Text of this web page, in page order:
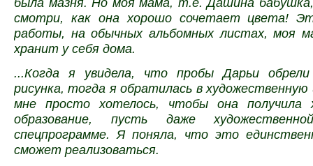
смотри, как она хорошо сочетает цвета!
работы, на обычных альбомных листах, моя
хранит у себя дома.
...Когда я увидела, что пробы Дарьи
рисунка, тогда я обратилась в художественную
мне просто хотелось, чтобы она получила
образование, пусть даже
спецпрограмме. Я поняла, что это
сможет реализоваться.